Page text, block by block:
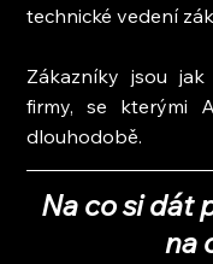
technické vedení
Zákazníky jsou
firmy, se kterými
dlouhodobě.
Na co si dát
na